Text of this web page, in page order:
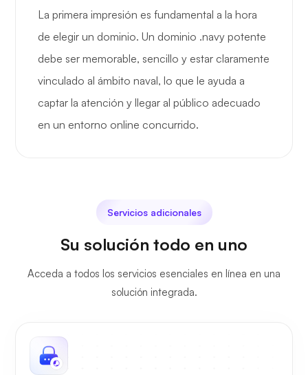
La primera impresión es fundamental a la hora
de elegir un dominio. Un dominio .navy potente
debe ser memorable, sencillo y estar claramente
vinculado al ámbito naval, lo que le ayuda a
captar la atención y llegar al público adecuado
en un entorno online concurrido.
Servicios adicionales
Su solución todo en uno
Acceda a todos los servicios esenciales en línea en una
solución integrada.